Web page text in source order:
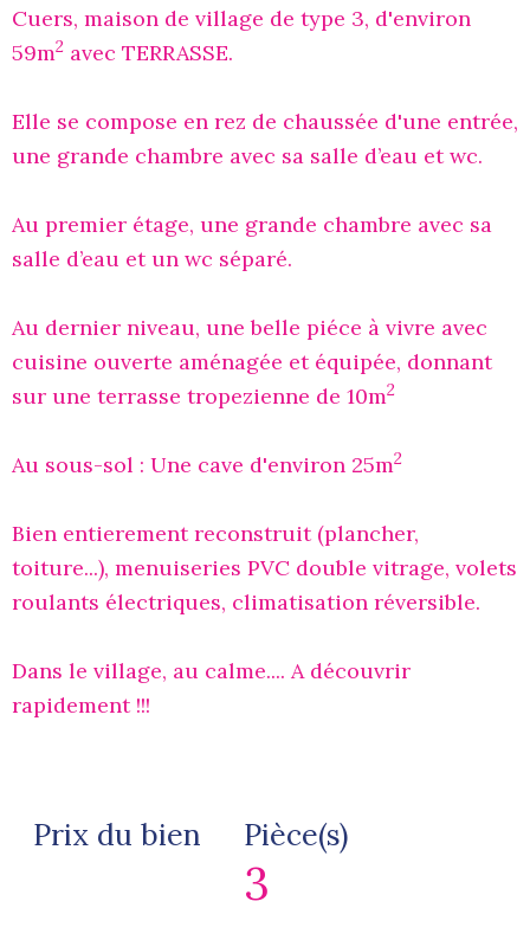
Cuers, maison de village de type 3, d'environ
59m2 avec TERRASSE.
Elle se compose en rez de chaussée d'une entrée,
une grande chambre avec sa salle d’eau et wc.
Au premier étage, une grande chambre avec sa
salle d’eau et un wc séparé.
Au dernier niveau, une belle piéce à vivre avec
cuisine ouverte aménagée et équipée, donnant
sur une terrasse tropezienne de 10m2
Au sous-sol : Une cave d'environ 25m2
Bien entierement reconstruit (plancher,
toiture...), menuiseries PVC double vitrage, volets
roulants électriques, climatisation réversible.
Dans le village, au calme.... A découvrir
rapidement !!!
Prix du bien Pièce(s)
3